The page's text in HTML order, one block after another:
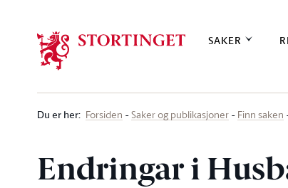
SAKER
Du er her: Forsiden Saker og publikasjoner Finn saken
Endringar i